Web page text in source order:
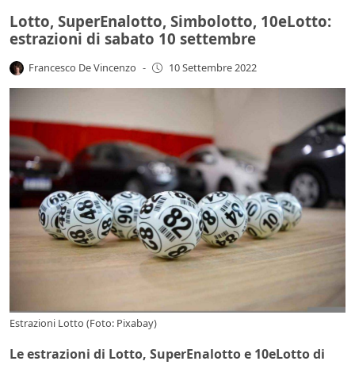
Lotto, SuperEnalotto, Simbolotto, 10eLotto:
estrazioni di sabato 10 settembre
Francesco De Vincenzo - 10 Settembre 2022
Estrazioni Lotto (Foto: Pixabay)
Le estrazioni di Lotto, SuperEnalotto e 10eLotto di